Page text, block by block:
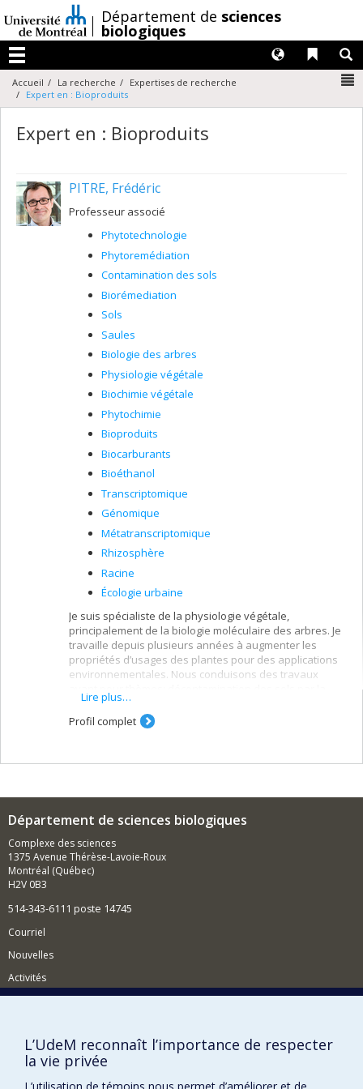
au
contenu
/Département de sciences
biologiques
Menu
Liens
Langues
Accueil La recherche
Expertises de recherche
Expert en : Bioproduits
Expert en : Bioproduits
PITRE, Frédéric
Professeur associé
Phytotechnologie
Phytoremédiation
Contamination des sols
Biorémediation
Sols
Saules
Biologie des arbres
Physiologie végétale
Biochimie végétale
Phytochimie
Bioproduits
Biocarburants
Bioéthanol
Transcriptomique
Génomique
Métatranscriptomique
Rhizosphère
Racine
Écologie urbaine
Je suis spécialiste de la physiologie végétale,
principalement de la biologie moléculaire des arbres. Je
travaille depuis plusieurs années à augmenter les
propriétés d’usages des plantes pour des applications
environnementales. Nous conduisons des travaux
phytoremédiation, la séquestration du carbone, la
production de biocarburants, la biologie racinaires et la
diversité génétique des saules.
Lire plus…
Profil complet
Département de sciences biologiques
Complexe des sciences
1375 Avenue Thérèse-Lavoie-Roux
Montréal (Québec)
H2V 0B3
514-343-6111 poste 14745
Courriel
Nouvelles
Activités
BESOIN D'AIDE?
Plan du site
Signaler une erreur
L’UdeM reconnaît l’importance de respecter
la vie privée
L’utilisation de témoins nous permet d’améliorer et de